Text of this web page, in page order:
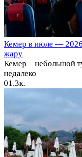
Кемер в июле —
жару
Кемер – небольшой
недалеко
01.3к.